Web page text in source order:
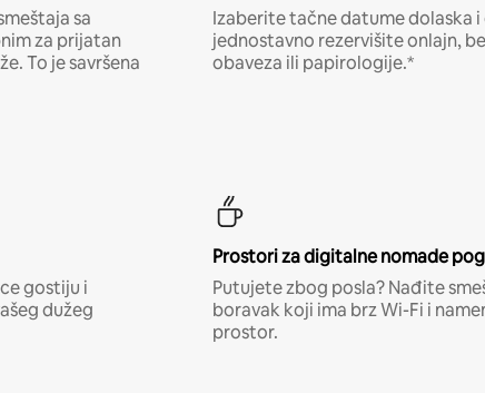
sa
za prijatan
To je savršena
Izaberite tačne datume dolaska i
jednostavno rezervišite onlajn,
obaveza ili papirologije.*
gostiju i
dužeg
Prostori za digitalne nomade
Putujete zbog posla? Nađite
boravak koji ima brz Wi-Fi i
prostor.